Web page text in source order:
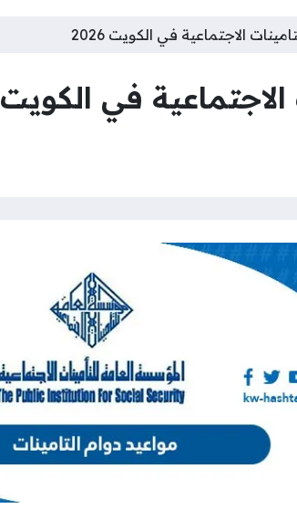
الاجتماعية في الكويت 2026
في الكويت 2026